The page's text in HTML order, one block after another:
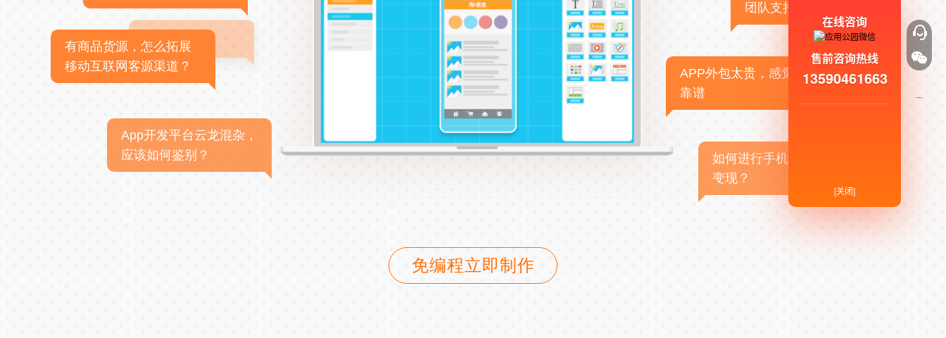
有商品货源，怎么拓展
移动互联网客源渠道？
App开发平台云龙混杂，
应该如何鉴别？
团队支持
APP外包太贵，感觉不
靠谱
如何进行手机APP商业
变现？
免编程立即制作
在线咨询
售前咨询热线
13590461663
[关闭]